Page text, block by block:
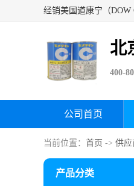
北
400-
公司首页
当前位置： 首页 -> 供应
产品分类